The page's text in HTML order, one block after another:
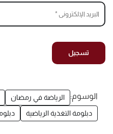
الوسوم: الرياضة في رمضان
دبلومة التغذية الرياضية